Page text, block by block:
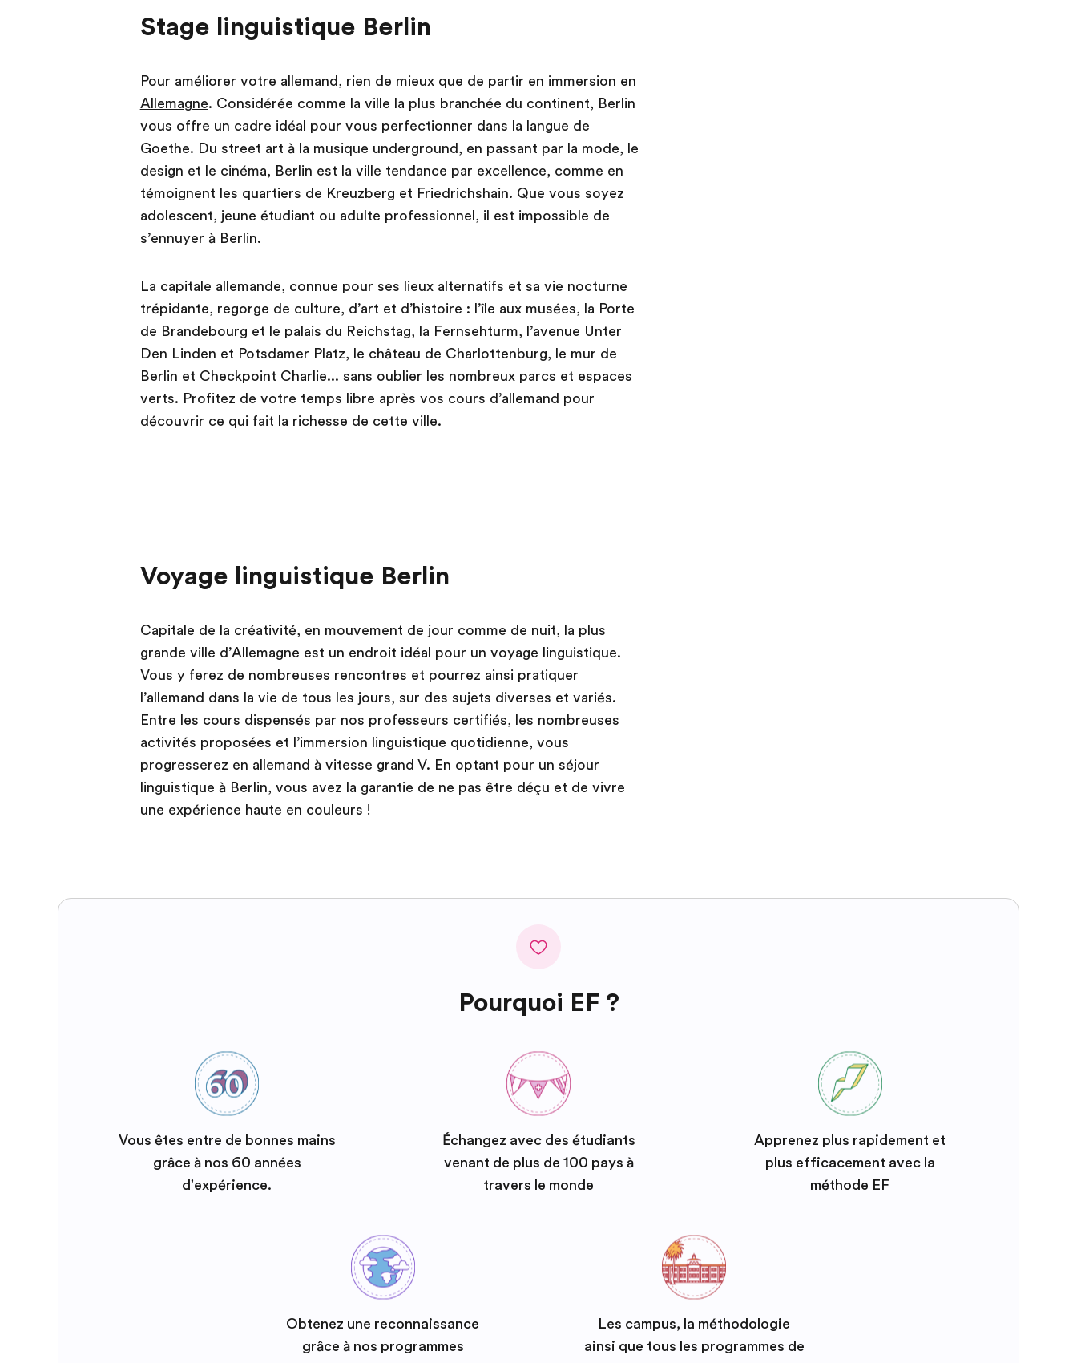
Stage linguistique Berlin
Pour améliorer votre allemand, rien de mieux que de partir en immersion en
Allemagne. Considérée comme la ville la plus branchée du continent, Berlin
vous offre un cadre idéal pour vous perfectionner dans la langue de
Goethe. Du street art à la musique underground, en passant par la mode, le
design et le cinéma, Berlin est la ville tendance par excellence, comme en
témoignent les quartiers de Kreuzberg et Friedrichshain. Que vous soyez
adolescent, jeune étudiant ou adulte professionnel, il est impossible de
s’ennuyer à Berlin.
La capitale allemande, connue pour ses lieux alternatifs et sa vie nocturne
trépidante, regorge de culture, d’art et d’histoire : l’île aux musées, la Porte
de Brandebourg et le palais du Reichstag, la Fernsehturm, l’avenue Unter
Den Linden et Potsdamer Platz, le château de Charlottenburg, le mur de
Berlin et Checkpoint Charlie... sans oublier les nombreux parcs et espaces
verts. Profitez de votre temps libre après vos cours d’allemand pour
découvrir ce qui fait la richesse de cette ville.
Voyage linguistique Berlin
Capitale de la créativité, en mouvement de jour comme de nuit, la plus
grande ville d’Allemagne est un endroit idéal pour un voyage linguistique.
Vous y ferez de nombreuses rencontres et pourrez ainsi pratiquer
l’allemand dans la vie de tous les jours, sur des sujets diverses et variés.
Entre les cours dispensés par nos professeurs certifiés, les nombreuses
activités proposées et l’immersion linguistique quotidienne, vous
progresserez en allemand à vitesse grand V. En optant pour un séjour
linguistique à Berlin, vous avez la garantie de ne pas être déçu et de vivre
une expérience haute en couleurs !
Pourquoi EF ?
Vous êtes entre de bonnes mains
grâce à nos 60 années
d'expérience.
Échangez avec des étudiants
venant de plus de 100 pays à
travers le monde
Apprenez plus rapidement et
plus efficacement avec la
méthode EF
Obtenez une reconnaissance
grâce à nos programmes
Les campus, la méthodologie
ainsi que tous les programmes de